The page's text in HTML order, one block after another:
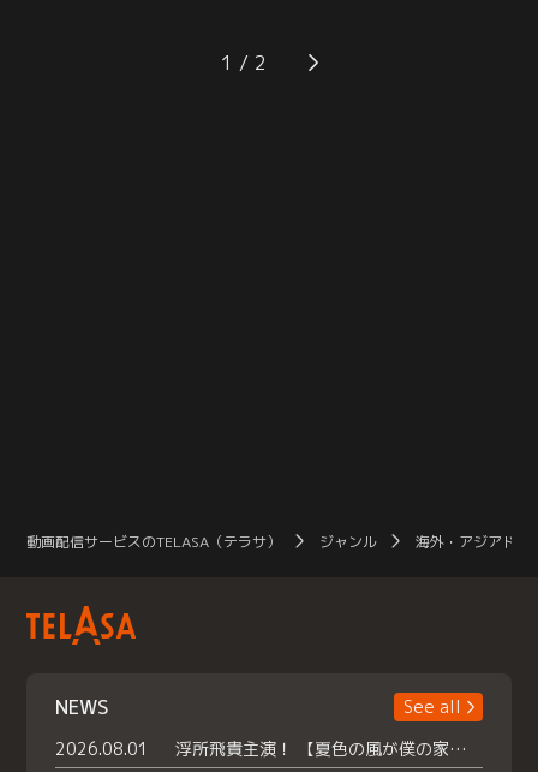
そんな中、アチが体調を崩したと聞
いたパンは、いても立ってもいられ
満喫していた。一足先に帰国したパ
ンは、プリアウの事務所の新人とし
1
動画配信サービスのTELASA（テラサ） ジャンル 海外・アジアドラ
NEWS
See all
2026.08.01
浮所飛貴主演！ 【夏色の風が僕の家にやってきた】 本日よりテラサで独占配信スタート！